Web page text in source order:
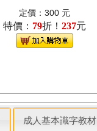
定價：300 元
特價： 79折！ 237元
成人基本識字教材